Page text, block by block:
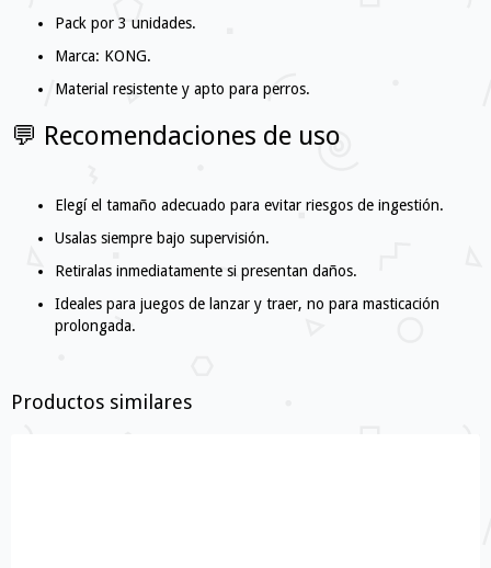
Pack por 3 unidades.
Marca: KONG.
Material resistente y apto para perros.
💬 Recomendaciones de uso
Elegí el tamaño adecuado para evitar riesgos de ingestión.
Usalas siempre bajo supervisión.
Retiralas inmediatamente si presentan daños.
Ideales para juegos de lanzar y traer, no para masticación
prolongada.
Productos similares